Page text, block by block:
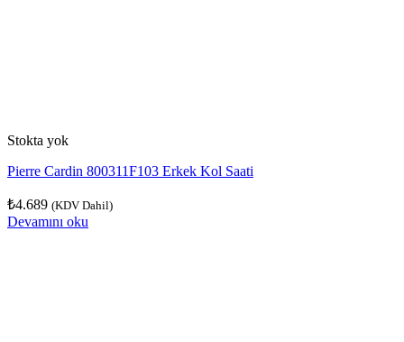
Stokta yok
Pierre Cardin 800311F103 Erkek Kol Saati
₺4.689 (KDV Dahil)
Devamını oku